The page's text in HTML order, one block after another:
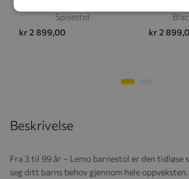
Beskrivelse
Fra 3 til 99 år – Lemo barnestol er den tidløse
seg ditt barns behov gjennom hele
Spisestol
kr 2 899,00
kr 2